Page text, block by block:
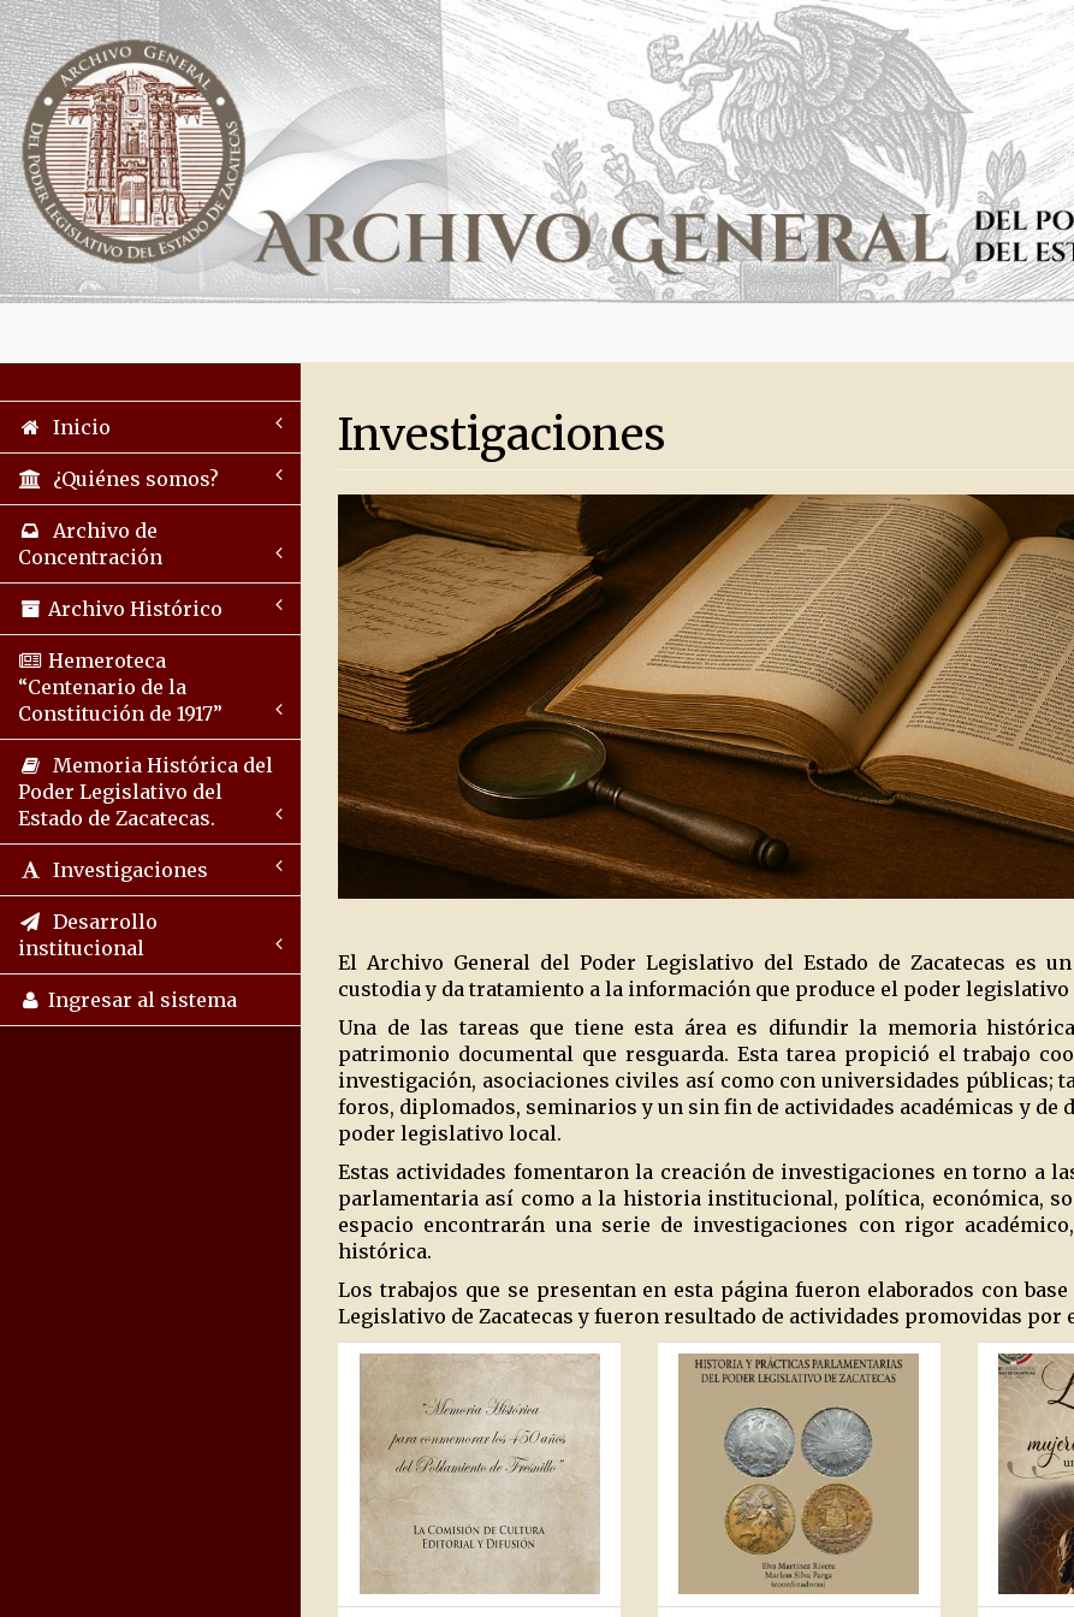
Inicio
¿Quiénes somos?
Archivo de
Concentración
Archivo Histórico
Hemeroteca
“Centenario de la
Constitución de 1917”
Memoria Histórica del
Poder Legislativo del
Estado de Zacatecas.
Investigaciones
Desarrollo
institucional
Ingresar al sistema
Investigaciones
El Archivo General del Poder Legislativo del Estado de Zacatecas es
custodia y da tratamiento a la información que produce el poder legislativo
Una de las tareas que tiene esta área es difundir la memoria
patrimonio documental que resguarda. Esta tarea propició el trabajo
investigación, asociaciones civiles así como con universidades públicas;
foros, diplomados, seminarios y un sin fin de actividades académicas y
poder legislativo local.
Estas actividades fomentaron la creación de investigaciones en torno a
parlamentaria así como a la historia institucional, política, económica,
espacio encontrarán una serie de investigaciones con rigor
histórica.
Los trabajos que se presentan en esta página fueron elaborados con
Legislativo de Zacatecas y fueron resultado de actividades promovidas por